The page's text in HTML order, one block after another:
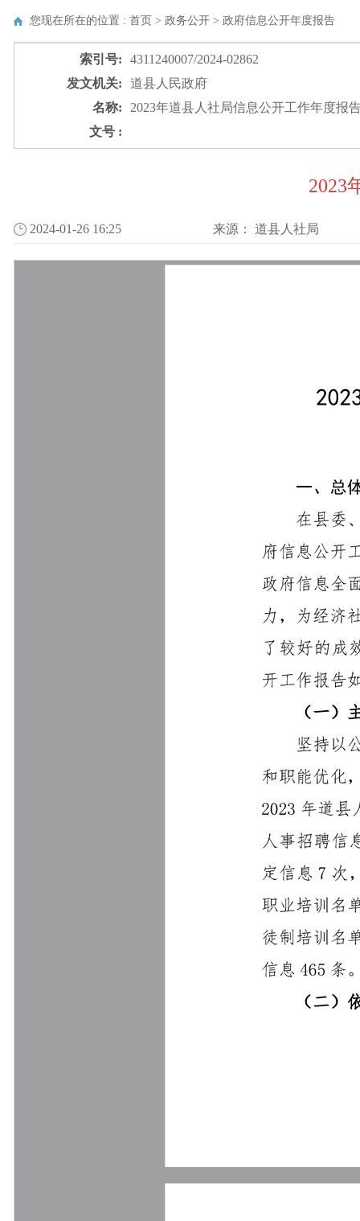
您现在所在的位置 : 首页 > 政务公开 > 政府信息公开年度报告
索引号:
4311240007/2024-02862
发文机关:
道县人民政府
名称:
2023年道县人社局信息公开工作年度报
文号 :
2023
2024-01-26 16:25 来源： 道县人社局